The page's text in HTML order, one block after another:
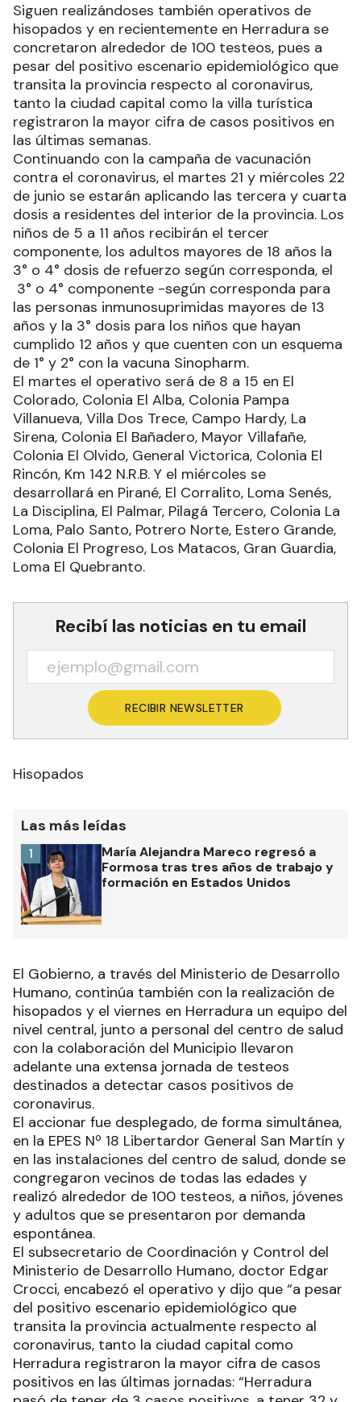
Siguen realizándoses también operativos de
hisopados y en recientemente en Herradura se
concretaron alrededor de 100 testeos, pues a
pesar del positivo escenario epidemiológico que
transita la provincia respecto al coronavirus,
tanto la ciudad capital como la villa turística
registraron la mayor cifra de casos positivos en
las últimas semanas.
Continuando con la campaña de vacunación
contra el coronavirus, el martes 21 y miércoles 22
de junio se estarán aplicando las tercera y cuarta
dosis a residentes del interior de la provincia. Los
niños de 5 a 11 años recibirán el tercer
componente, los adultos mayores de 18 años la
3° o 4° dosis de refuerzo según corresponda, el
3° o 4° componente -según corresponda para
las personas inmunosuprimidas mayores de 13
años y la 3° dosis para los niños que hayan
cumplido 12 años y que cuenten con un esquema
de 1° y 2° con la vacuna Sinopharm.
El martes el operativo será de 8 a 15 en El
Colorado, Colonia El Alba, Colonia Pampa
Villanueva, Villa Dos Trece, Campo Hardy, La
Sirena, Colonia El Bañadero, Mayor Villafañe,
Colonia El Olvido, General Victorica, Colonia El
Rincón, Km 142 N.R.B. Y el miércoles se
desarrollará en Pirané, El Corralito, Loma Senés,
La Disciplina, El Palmar, Pilagá Tercero, Colonia La
Loma, Palo Santo, Potrero Norte, Estero Grande,
Colonia El Progreso, Los Matacos, Gran Guardia,
Loma El Quebranto.
Recibí las noticias en tu email
RECIBIR NEWSLETTER
Hisopados
Las más leídas
María Alejandra Mareco regresó a
Formosa tras tres años de trabajo y
formación en Estados Unidos
1
El Gobierno, a través del Ministerio de Desarrollo
Humano, continúa también con la realización de
hisopados y el viernes en Herradura un equipo del
nivel central, junto a personal del centro de salud
con la colaboración del Municipio llevaron
adelante una extensa jornada de testeos
destinados a detectar casos positivos de
coronavirus.
El accionar fue desplegado, de forma simultánea,
en la EPES Nº 18 Libertardor General San Martín y
en las instalaciones del centro de salud, donde se
congregaron vecinos de todas las edades y
realizó alrededor de 100 testeos, a niños, jóvenes
y adultos que se presentaron por demanda
espontánea.
El subsecretario de Coordinación y Control del
Ministerio de Desarrollo Humano, doctor Edgar
Crocci, encabezó el operativo y dijo que “a pesar
del positivo escenario epidemiológico que
transita la provincia actualmente respecto al
coronavirus, tanto la ciudad capital como
Herradura registraron la mayor cifra de casos
positivos en las últimas jornadas: “Herradura